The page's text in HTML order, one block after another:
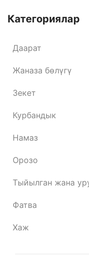
Категориялар
Даарат
Жаназа бөлүгү
Зекет
Курбандык
Намаз
Орозо
Тыйылган жана
Фатва
Хаж